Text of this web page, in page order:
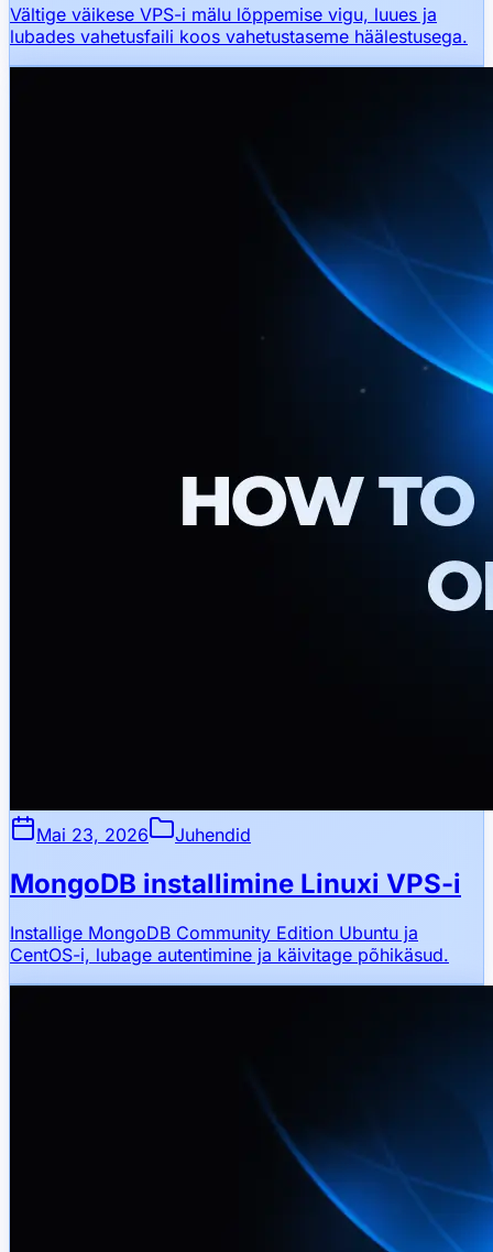
Vältige väikese VPS-i mälu lõppemise vigu, luues ja
lubades vahetusfaili koos vahetustaseme häälestusega.
Mai 23, 2026 Juhendid
MongoDB installimine Linuxi VPS-i
Installige MongoDB Community Edition Ubuntu ja
CentOS-i, lubage autentimine ja käivitage põhikäsud.